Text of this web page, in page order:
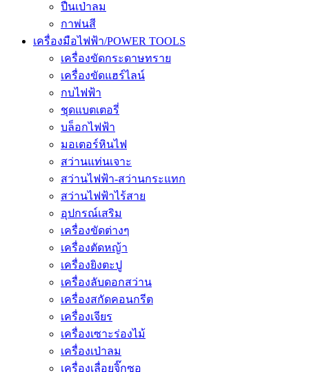
ปืนเป่าลม
กาพ่นสี
เครื่องมือไฟฟ้า/POWER TOOLS
เครื่องขัดกระดาษทราย
เครื่องขัดแฮร์ไลน์
กบไฟฟ้า
ชุดแบตเตอรี่
บล็อกไฟฟ้า
มอเตอร์หินไฟ
สว่านแท่นเจาะ
สว่านไฟฟ้า-สว่านกระแทก
สว่านไฟฟ้าไร้สาย
อุปกรณ์เสริม
เครื่องขัดต่างๆ
เครื่องตัดหญ้า
เครื่องยิงตะปู
เครื่องลับดอกสว่าน
เครื่องสกัดคอนกรีต
เครื่องเจียร
เครื่องเซาะร่องไม้
เครื่องเป่าลม
เครื่องเลื่อยจิ๊กซอ